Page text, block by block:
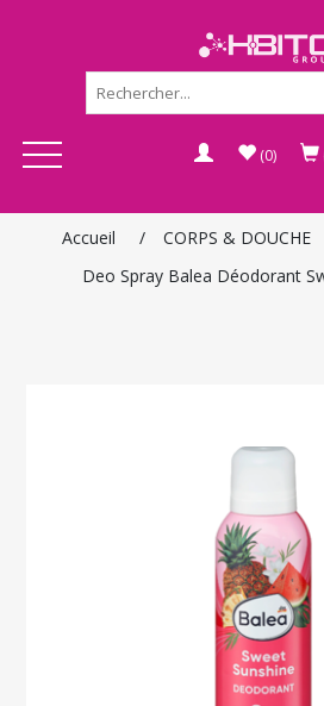
(0)
Accueil / CORPS & DOUCHE
Deo Spray Balea Déodorant